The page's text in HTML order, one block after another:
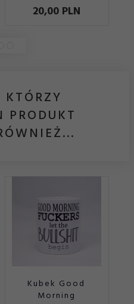
20,00 PLN
PRODUKT
Kubek Good
Morning